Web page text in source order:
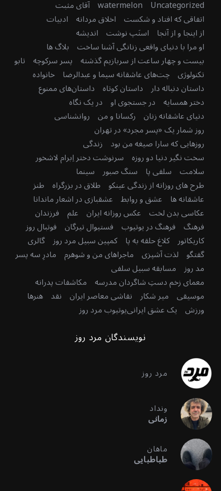
Uncategorized
watermelon آقای مثبت
اتفاقی که افتاد و شکست اخلاق مردانه ادبیات
از اینجا و از آنجا اسنَپ نوشت اندیشه
او مرا با دنیای واقعی زنانگی آشنا ساخت بلاگ ها
بیست و چهار ساعت از سربازیم گذشته پسر سرکوچه تابو
تکنولوژی چت‌های عاشقانه سیما و عبدالرضا خانواده
داستان دنباله دار داستان کوتاه داستان‌های ممنوع
دختر همسایه در جستجوی او در یک نگاه
دنیای عاشقانه زنان رکسانا و من روانشناسی
روز شمار یک «پسر مجرد» در تهران
روزهایی که سارا صیغه من بود زندگی
سخت نگیر دنیا دو روزه سرنوشت دختر اِبرام لاشخور
سلامت سلفی پا سنگ صبور سینما
طرح های روزانه از زندگی عینکو طلاق در بزرگراه طنز
عاشقانه ها عشق و روابط عشقبازی در اشعار ماندانا
عکاسی بدن لخت عکس روزانه ایران علم فرزندان
فرهنگ فرهنگ در یوتیوب فستیوال تیرگان فوتبال روز
کاریکاتور کلاغ حلقه به پا کمپین سبیل مرد روز گالری
گفتگو لذت آشپزی ماجراهای من و شوهرم مادرِ سه پسر
مد روز مسابقه سبیل سلفی
معمای زخم دستِ شاگردان مدرسه مکاشفات پدرانه
موسیقی میر شکار نقاشی معاصر ایران نقد هنرها
ورزش یک عشق ایرانییوتیوب مرد روز
نویسندگان مرد روز
مرد روز
ونداد
زمانی
ماهان
طباطبایی